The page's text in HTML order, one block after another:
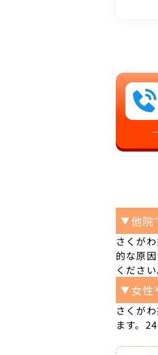
▼他院
さくが
的な原
ください
▼ 女性
さくが
ます。